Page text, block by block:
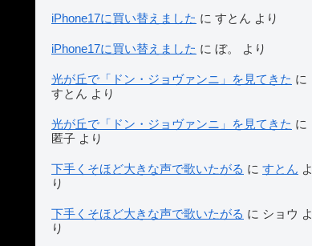
iPhone17に買い替えました に すとん より
iPhone17に買い替えました に ぼ。 より
光が丘で「ドン・ジョヴァンニ」を見てきた に
すとん より
光が丘で「ドン・ジョヴァンニ」を見てきた に
匿子 より
下手くそほど大きな声で歌いたがる に すとん よ
り
下手くそほど大きな声で歌いたがる に ショウ よ
り